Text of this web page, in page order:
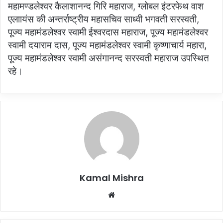
महामण्डलेश्वर कैलाशानन्द गिरि महाराज, ग्लोबल इंटरफेथ वाश
एलाायंस की अन्तर्राष्ट्रीय महासचिव साध्वी भगवती सरस्वती,
पूज्य महामंडलेश्वर स्वामी ईश्वरदास महाराज, पूज्य महामंडलेश्वर
स्वामी दयाराम दास, पूज्य महामंडलेश्वर स्वामी कृष्णाचार्य महारा,
पूज्य महामंडलेश्वर स्वामी असंगानन्द सरस्वती महाराज उपस्थित
रहे।
Kamal Mishra
Website